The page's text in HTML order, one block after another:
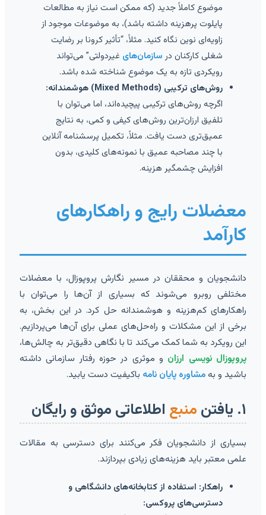
موضوع کاملاً جدید (که ممکن است نیاز به مطالعات
پایلوت پرهزینه داشته باشد)، به موضوعات موجود از
زاویه‌ای نوین نگاه کنید. مثلاً، “تأثیر کرونا بر رضایت
شغلی کارکنان درسازمان‌هایغیردولتی” می‌تواند
رویکردی تازه به یک موضوع شناخته شده باشد.
روش‌های ترکیبی (Mixed Methods) هوشمندانه:
اگرچه روش‌های ترکیبی پیچیده‌اند، اما می‌توان با
تلفیق ارزان‌ترین روش‌های کیفی و کمی، به نتایج
عمیق‌تری دست یافت. مثلاً، تکمیل پرسشنامه آنلاین
با چند مصاحبه عمیق با نمونه‌های کلیدی، بدون
افزایش چشمگیر هزینه.
معضلات رایج و راهکارهای
کارآمد
دانشجویان و محققان در مسیر نگارش پروپوزال، با معضلات
مختلفی روبرو می‌شوند که بسیاری از آن‌ها را می‌توان با
راهکارهای کم‌هزینه و هوشمندانه حل کرد. در این بخش، به
برخی از این مشکلات و راه‌حل‌های عملی برای آن‌ها می‌پردازیم.
این رویکرد به شما کمک می‌کند تا با نگاهی دقیق‌تر به چالش‌ها،
پروپوزال نویسی ارزان و موثری در حوزه رفتار سازمانی داشته
باشید و به مشاوره پایان نامهباکیفیت دست یابید.
منبعاطلاعاتی موثق و رایگان
بسیاری از دانشجویان فکر می‌کنند برای دسترسی به مقالات
علمی معتبر باید هزینه‌های زیادی بپردازند.
راهکار: استفاده از کتابخانه‌های دانشگاهی و
دسترسی‌های پروکسی: